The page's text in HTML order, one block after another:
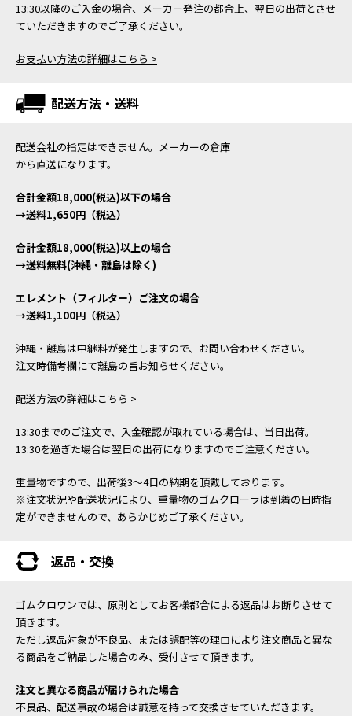
13:30以降のご入金の場合、メーカー発注の都合上、翌日の出荷とさせ
ていただきますのでご了承ください。
お支払い方法の詳細はこちら >
配送方法・送料
配送会社の指定はできません。メーカーの倉庫
から直送になります。
合計金額18,000(税込)以下の場合
→送料1,650円（税込）
合計金額18,000(税込)以上の場合
→送料無料(沖縄・離島は除く)
エレメント（フィルター）ご注文の場合
→送料1,100円（税込）
沖縄・離島は中継料が発生しますので、お問い合わせください。
注文時備考欄にて離島の旨お知らせください。
配送方法の詳細はこちら >
13:30までのご注文で、入金確認が取れている場合は、当日出荷。
13:30を過ぎた場合は翌日の出荷になりますのでご注意ください。
重量物ですので、出荷後3～4日の納期を頂戴しております。
※注文状況や配送状況により、重量物のゴムクローラは到着の日時指
定ができませんので、あらかじめご了承ください。
返品・交換
ゴムクロワンでは、原則としてお客様都合による返品はお断りさせて
頂きます。
ただし返品対象が不良品、または誤配等の理由により注文商品と異な
る商品をご納品した場合のみ、受付させて頂きます。
注文と異なる商品が届けられた場合
不良品、配送事故の場合は誠意を持って交換させていただきます。